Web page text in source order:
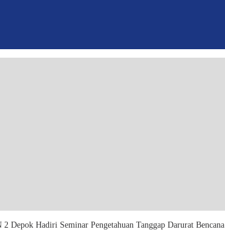
2 Depok Hadiri Seminar Pengetahuan Tanggap Darurat Bencana